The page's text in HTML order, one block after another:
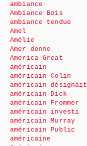
ambiance
Ambiance Bois
ambiance tendue
Amel
Amélie
Amer donne
America Great
américain
américain Colin
américain désignait
américain Dick
américain Frommer
américain investi
américain Murray
américain Public
américaine